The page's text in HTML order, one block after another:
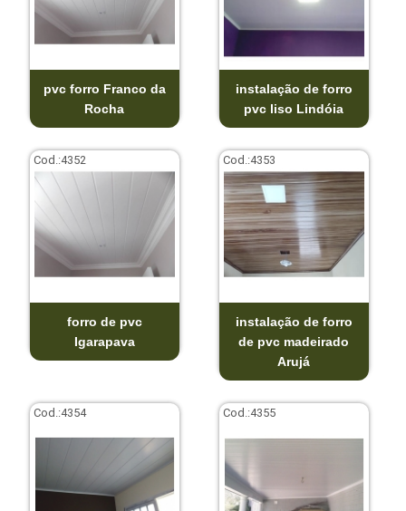
pvc forro Franco da
Rocha
instalação de forro
pvc liso Lindóia
Cod.:4352
forro de pvc
Igarapava
Cod.:4353
instalação de forro
de pvc madeirado
Arujá
Cod.:4354 Cod.:4355